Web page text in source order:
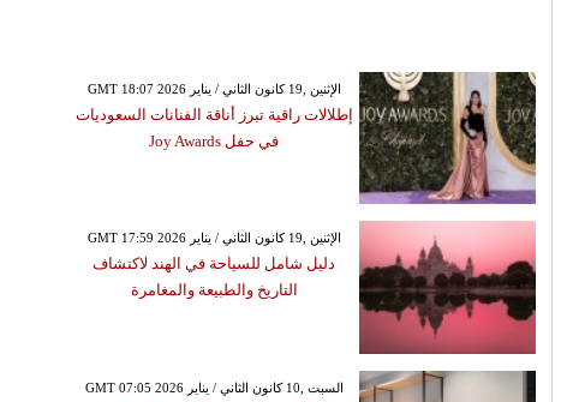
GMT 18:07 2026 الإثنين ,19 كانون الثاني / يناير
إطلالات راقية تبرز أناقة الفنانات السعوديات
في حفل Joy Awards
GMT 17:59 2026 الإثنين ,19 كانون الثاني / يناير
دليل شامل للسياحة في الهند لاكتشاف
التاريخ والطبيعة والمغامرة
GMT 07:05 2026 السبت ,10 كانون الثاني / يناير